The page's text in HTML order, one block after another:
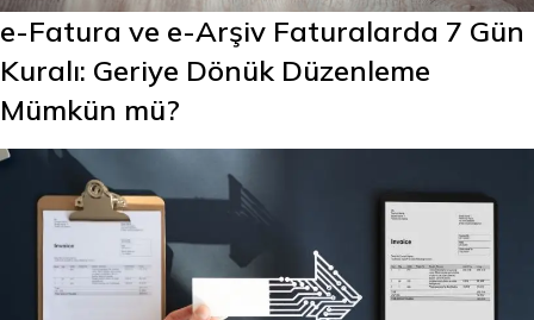
e-Fatura ve e-Arşiv Faturalarda 7 Gün
Kuralı: Geriye Dönük Düzenleme
Mümkün mü?